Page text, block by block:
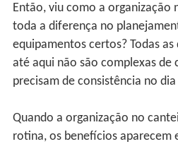
Então, viu como a organização
toda a diferença no
equipamentos certos? Todas
até aqui não são complexas de
precisam de consistência no
Quando a organização no
rotina, os benefícios aparecem